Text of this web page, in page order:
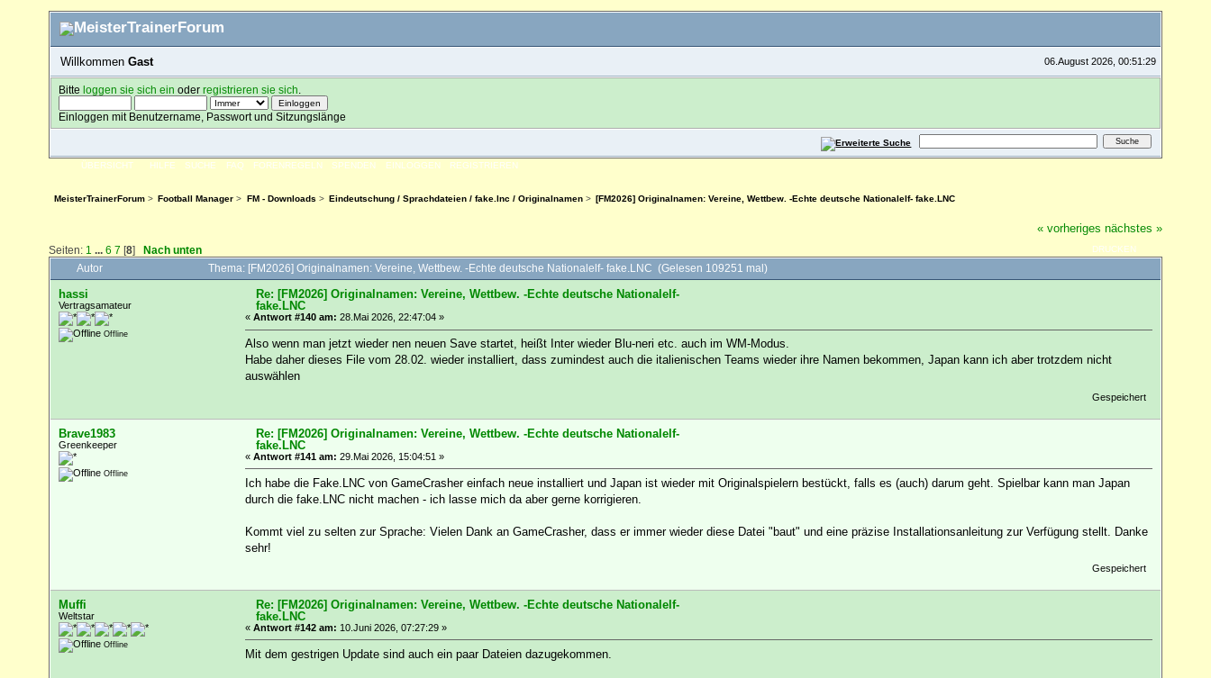
06.August 2026, 00:51:29
WillkommenGast
Bitte loggen sie sich ein oder registrieren sie sich
Einloggen mit Benutzername, Passwort und Sitzungslänge
ÜBERSICHT HILFE SUCHE FAQ FORENREGELN SPENDEN EINLOGGEN REGISTRIEREN
MeisterTrainerForum > Football Manager > FM - Downloads > Eindeutschung / Sprachdateien / fake.lnc / Originalnamen> [FM2026] Originalnamen: Vereine, Wettbew. -Echte deutsche Nationalelf- fake.LNC
« vorheriges nächstes »
Seiten: 1 ... 6 7 [8] Nach unten DRUCKEN
Autor Thema: [FM2026] Originalnamen: Vereine, Wettbew. -Echte deutsche Nationalelf- fake.LNC (Gelesen 109251 mal)
hassi
Vertragsamateur
Offline
Re: [FM2026] Originalnamen: Vereine, Wettbew. -Echte deutsche Nationalelf-
fake.LNC
« Antwort #140 am: 28.Mai 2026, 22:47:04 »
Also wenn man jetzt wieder nen neuen Save startet, heißt Inter wieder Blu-neri etc. auch im WM-Modus.
Habe daher dieses File vom 28.02. wieder installiert, dass zumindest auch die italienischen Teams wieder ihre Namen bekommen, Japan kann ich aber trotzdem nicht
auswählen
Gespeichert
Brave1983
Greenkeeper
Offline
Re: [FM2026] Originalnamen: Vereine, Wettbew. -Echte deutsche Nationalelf-
fake.LNC
« Antwort #141 am: 29.Mai 2026, 15:04:51 »
Ich habe die Fake.LNC von GameCrasher einfach neue installiert und Japan ist wieder mit Originalspielern bestückt, falls es (auch) darum geht. Spielbar kann man Japan
durch die fake.LNC nicht machen - ich lasse mich da aber gerne korrigieren.
Kommt viel zu selten zur Sprache: Vielen Dank an GameCrasher, dass er immer wieder diese Datei "baut" und eine präzise Installationsanleitung zur Verfügung stellt. Danke
sehr!
Gespeichert
Muffi
Weltstar
Offline
Re: [FM2026] Originalnamen: Vereine, Wettbew. -Echte deutsche Nationalelf-
fake.LNC
« Antwort #142 am: 10.Juni 2026, 07:27:29 »
Mit dem gestrigen Update sind auch ein paar Dateien dazugekommen.